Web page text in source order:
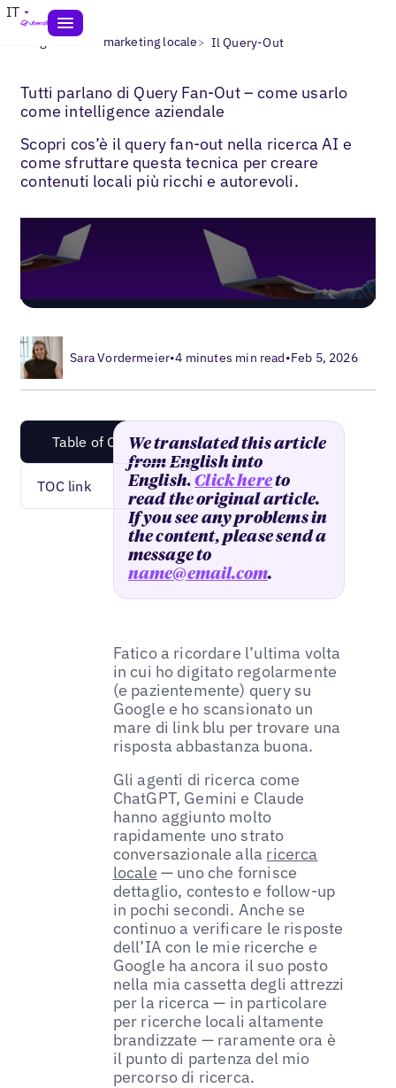
IT
Blogs> IA nel marketing locale> Il Query-Out
Tutti parlano di Query Fan-Out – come usarlo
come intelligence aziendale
Scopri cos’è il query fan-out nella ricerca AI e
come sfruttare questa tecnica per creare
contenuti locali più ricchi e autorevoli.
Sara Vordermeier•4 minutes min read•Feb 5, 2026
Table of Content
TOC link
We translated this article
from English into
English.Click hereto
read the original article.
If you see any problems in
the content, please send a
message to
name@email.com.
Fatico a ricordare l’ultima volta
in cui ho digitato regolarmente
(e pazientemente) query su
Google e ho scansionato un
mare di link blu per trovare una
risposta abbastanza buona.
Gli agenti di ricerca come
ChatGPT, Gemini e Claude
hanno aggiunto molto
rapidamente uno strato
conversazionale alla ricerca
locale — uno che fornisce
dettaglio, contesto e follow-up
in pochi secondi. Anche se
continuo a verificare le risposte
dell’IA con le mie ricerche e
Google ha ancora il suo posto
nella mia cassetta degli attrezzi
per la ricerca — in particolare
per ricerche locali altamente
brandizzate — raramente ora è
il punto di partenza del mio
percorso di ricerca.